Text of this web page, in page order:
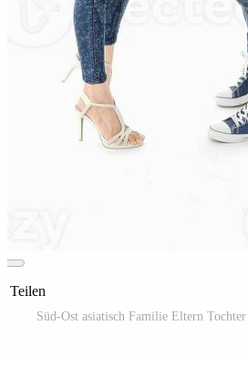
Teilen